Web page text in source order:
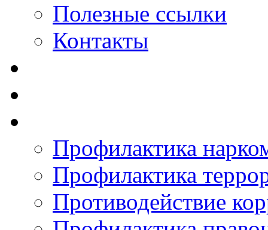
Полезные ссылки
Контакты
Профилактика
Профилактика
Противодействие